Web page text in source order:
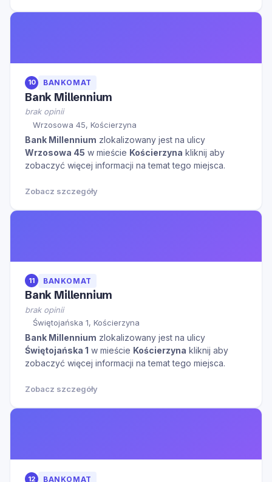
10 BANKOMAT
Bank Millennium
brak opinii
Wrzosowa 45, Kościerzyna
Bank Millennium zlokalizowany jest na ulicy
Wrzosowa 45 w mieście Kościerzyna kliknij aby
zobaczyć więcej informacji na temat tego miejsca.
Zobacz szczegóły
11 BANKOMAT
Bank Millennium
brak opinii
Świętojańska 1, Kościerzyna
Bank Millennium zlokalizowany jest na ulicy
Świętojańska 1 w mieście Kościerzyna kliknij aby
zobaczyć więcej informacji na temat tego miejsca.
Zobacz szczegóły
12 BANKOMAT